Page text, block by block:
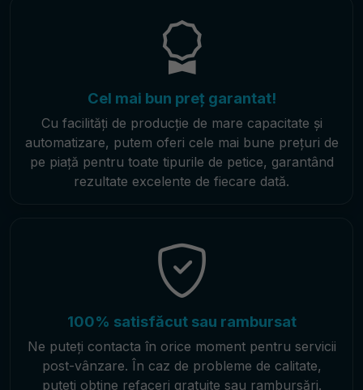
Cel mai bun preț garantat!
Cu facilități de producție de mare capacitate și
automatizare, putem oferi cele mai bune prețuri de
pe piață pentru toate tipurile de petice, garantând
rezultate excelente de fiecare dată.
100% satisfăcut sau rambursat
Ne puteți contacta în orice moment pentru servicii
post-vânzare. În caz de probleme de calitate,
puteți obține refaceri gratuite sau rambursări.